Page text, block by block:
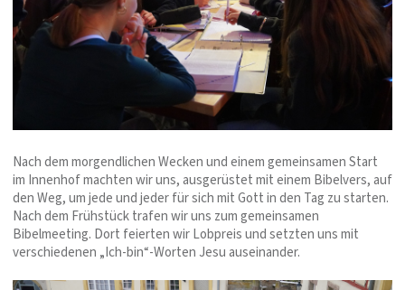
Nach dem morgendlichen Wecken und einem gemeinsamen Start
im Innenhof machten wir uns, ausgerüstet mit einem Bibelvers, auf
den Weg, um jede und jeder für sich mit Gott in den Tag zu starten.
Nach dem Frühstück trafen wir uns zum gemeinsamen
Bibelmeeting. Dort feierten wir Lobpreis und setzten uns mit
verschiedenen „Ich-bin“-Worten Jesu auseinander.